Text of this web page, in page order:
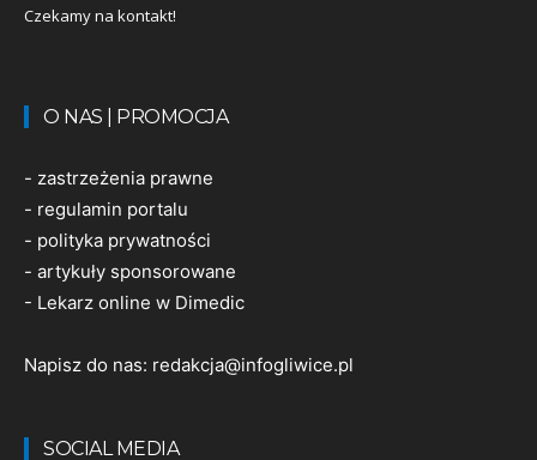
Czekamy na kontakt!
O NAS | PROMOCJA
- zastrzeżenia prawne
- regulamin portalu
- polityka prywatności
- artykuły sponsorowane
- Lekarz online w Dimedic
Napisz do nas: redakcja@infogliwice.pl
SOCIAL MEDIA